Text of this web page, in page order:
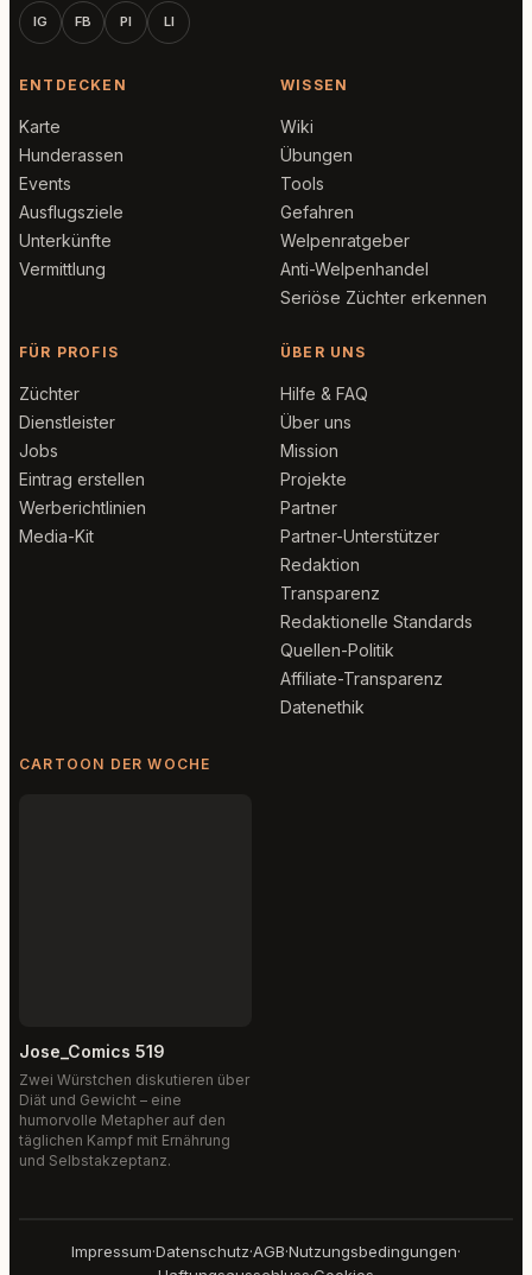
IG FB PI LI
ENTDECKEN
Karte
Hunderassen
Events
Ausflugsziele
Unterkünfte
Vermittlung
WISSEN
Wiki
Übungen
Tools
Gefahren
Welpenratgeber
Anti-Welpenhandel
Seriöse Züchter erkennen
FÜR PROFIS
Züchter
Dienstleister
Jobs
Eintrag erstellen
Werberichtlinien
Media-Kit
ÜBER UNS
Hilfe & FAQ
Über uns
Mission
Projekte
Partner
Partner-Unterstützer
Redaktion
Transparenz
Redaktionelle Standards
Quellen-Politik
Affiliate-Transparenz
Datenethik
CARTOON DER WOCHE
Jose_Comics 519
Zwei Würstchen diskutieren über
Diät und Gewicht – eine
humorvolle Metapher auf den
täglichen Kampf mit Ernährung
und Selbstakzeptanz.
Impressum·Datenschutz·AGB·Nutzungsbedingungen·